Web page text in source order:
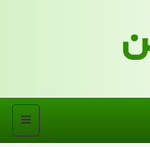
منو